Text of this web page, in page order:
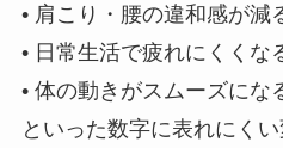
• 肩こり・腰の違和感が減
• 日常生活で疲れにくくな
• 体の動きがスムーズにな
といった数字に表れにく